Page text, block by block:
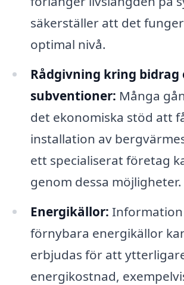
säkerställer att det
optimal nivå.
Rådgivning kring bidrag
subventioner: Många
det ekonomiska stöd att
installation av
ett specialiserat företag
genom dessa möjligheter.
Energikällor:
förnybara energikällor
erbjudas för att
energikostnad,